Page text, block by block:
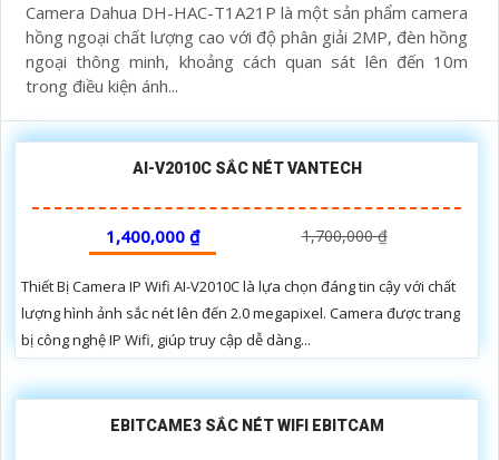
Camera Dahua DH-HAC-T1A21P là một sản phẩm camera
hồng ngoại chất lượng cao với độ phân giải 2MP, đèn hồng
ngoại thông minh, khoảng cách quan sát lên đến 10m
trong điều kiện ánh...
AI-V2010C SẮC NÉT VANTECH
1,400,000 ₫ 1,700,000 ₫
Thiết Bị Camera IP Wifi AI-V2010C là lựa chọn đáng tin cậy với chất
lượng hình ảnh sắc nét lên đến 2.0 megapixel. Camera được trang
bị công nghệ IP Wifi, giúp truy cập dễ dàng...
EBITCAME3 SẮC NÉT WIFI EBITCAM